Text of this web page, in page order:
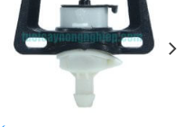
Add to
Wishlist